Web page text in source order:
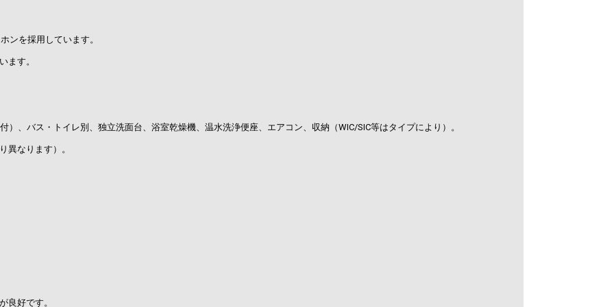
ンを採用しています。
ます。
、バス・トイレ別、独立洗面台、浴室乾燥機、温水洗浄便座、エアコン、収納（WIC/SIC等はタイプにより）。
異なります）。
良好です。